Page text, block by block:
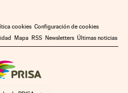
cookies Configuración de cookies
Mapa RSS Newsletters Últimas noticias